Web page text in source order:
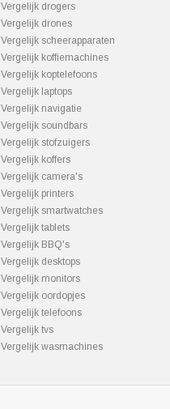
Vergelijk drogers
Vergelijk drones
Vergelijk scheerapparaten
Vergelijk koffiemachines
Vergelijk koptelefoons
Vergelijk laptops
Vergelijk navigatie
Vergelijk soundbars
Vergelijk stofzuigers
Vergelijk koffers
Vergelijk camera's
Vergelijk printers
Vergelijk smartwatches
Vergelijk tablets
Vergelijk BBQ's
Vergelijk desktops
Vergelijk monitors
Vergelijk oordopjes
Vergelijk telefoons
Vergelijk tvs
Vergelijk wasmachines